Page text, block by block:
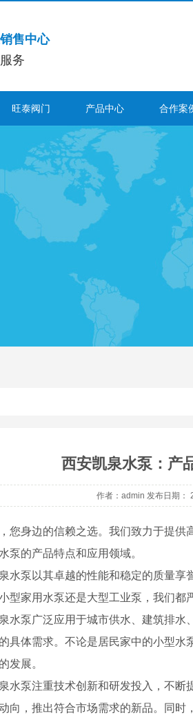
售中心
务
旺泰阀门 产品中心 合作案
西安凯泉水泵：产
作者：admin 发布日期：
您身边的信赖之选。我们致力于提
泵的产品特点和应用领域。
水泵以其卓越的性能和稳定的质量享
型家用水泵还是大型工业泵，我们都
水泵广泛应用于城市供水、建筑排水
具体需求。不论是居民家中的小型
发展。
水泵注重技术创新和研发投入，不断
向，推出符合市场需求的新品。同时